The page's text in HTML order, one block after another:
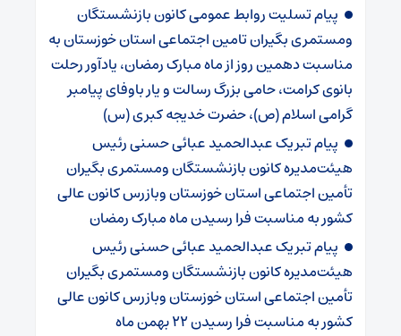
پیام تسلیت روابط عمومی کانون بازنشستگان
ومستمری بگیران تامین اجتماعی استان خوزستان به
مناسبت دهمین روز از ماه مبارک رمضان، یادآور رحلت
بانوی کرامت، حامی بزرگ رسالت و یار باوفای پیامبر
گرامی اسلام (ص)، حضرت خدیجه کبری (س)
پیام تبریک عبدالحمید عبائی حسنی رئیس
هیئت‌مدیره کانون بازنشستگان ومستمری بگیران
تأمین اجتماعی استان خوزستان وبازرس کانون عالی
کشور به مناسبت فرا رسیدن ماه مبارک رمضان
پیام تبریک عبدالحمید عبائی حسنی رئیس
هیئت‌مدیره کانون بازنشستگان ومستمری بگیران
تأمین اجتماعی استان خوزستان وبازرس کانون عالی
کشور به مناسبت فرا رسیدن ۲۲ بهمن ماه